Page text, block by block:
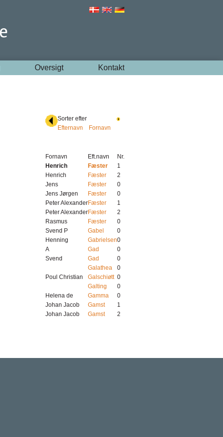
Oversigt Kontakt
Sorter efter
Efternavn
Fornavn
Fornavn Eft.navn
Nr.
Henrich
Fæster
1
Henrich
Fæster
2
Jens
Fæster
0
Jens Jørgen
Fæster
0
Peter AlexanderFæster
1
Peter AlexanderFæster
2
Rasmus
Fæster
0
Svend P
Gabel
0
Henning
Gabrielsen0
A
Gad
0
Svend
Gad
0
Galathea
0
Poul Christian
Galschiøtt 0
Galting
0
Helena de
Gamma
0
Johan Jacob
Gamst
1
Johan Jacob
Gamst 2